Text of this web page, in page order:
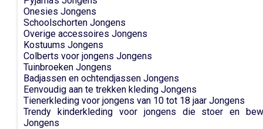
Onesies Jongens
Schoolschorten Jongens
Overige accessoires Jongens
Kostuums Jongens
Colberts voor jongens Jongens
Tuinbroeken Jongens
Badjassen en ochtendjassen Jongens
Eenvoudig aan te trekken kleding Jongens
Tienerkleding voor jongens van 10 tot 18 jaar Jongens
Trendy kinderkleding voor jongens die stoer en
Jongens